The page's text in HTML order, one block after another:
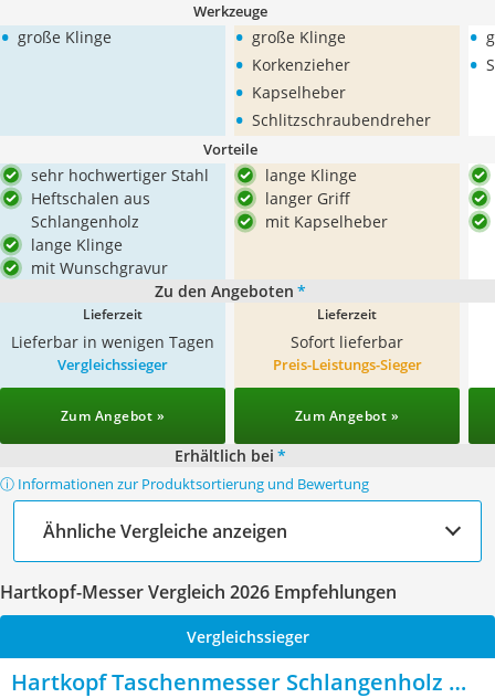
Werkzeuge
• große Klinge • große Klinge
• Korkenzieher
• Kapselheber
• Schlitzschraubendreher
•
•
Vorteile
sehr hochwertiger Stahl
Heftschalen aus
Schlangenholz
lange Klinge
mit Wunschgravur
lange Klinge
langer Griff
mit Kapselheber
Zu den Angeboten *
Lieferzeit
Lieferbar in wenigen Tagen
Lieferzeit
Sofort lieferbar
Vergleichssieger
Zum Angebot »
Preis-Leistungs-Sieger
Zum Angebot »
Erhältlich bei *
ⓘ Informationen zur Produktsortierung und Bewertung
Ähnliche Vergleiche anzeigen
Hartkopf-Messer Vergleich 2026 Empfehlungen
Vergleichssieger
Hartkopf Taschenmesser Schlangenholz mit